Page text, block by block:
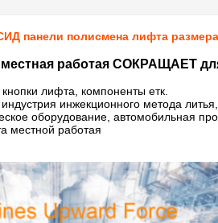
панели полисмена лифта
работая СОКРАЩАЕТ
лифта, компоненты етк.
инжекционного метода
оборудование, автомобильная
местной работая